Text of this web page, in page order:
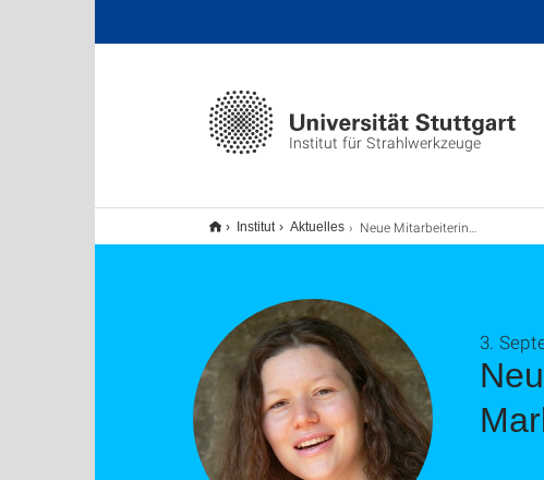
Institut für Strahlwerkzeuge
Institut Aktuelles Neue Mitarbeiterin für Öffentlichkeitsarbeit und Marketing
3.